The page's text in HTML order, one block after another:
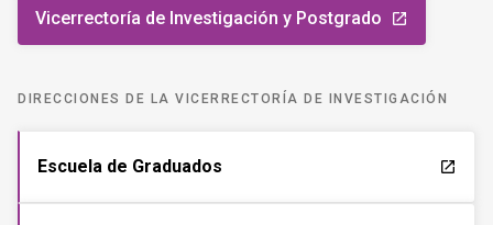
Vicerrectoría de Investigación y Postgrado launch
DIRECCIONES DE LA VICERRECTORÍA DE INVESTIGACIÓN
Escuela de Graduados launch